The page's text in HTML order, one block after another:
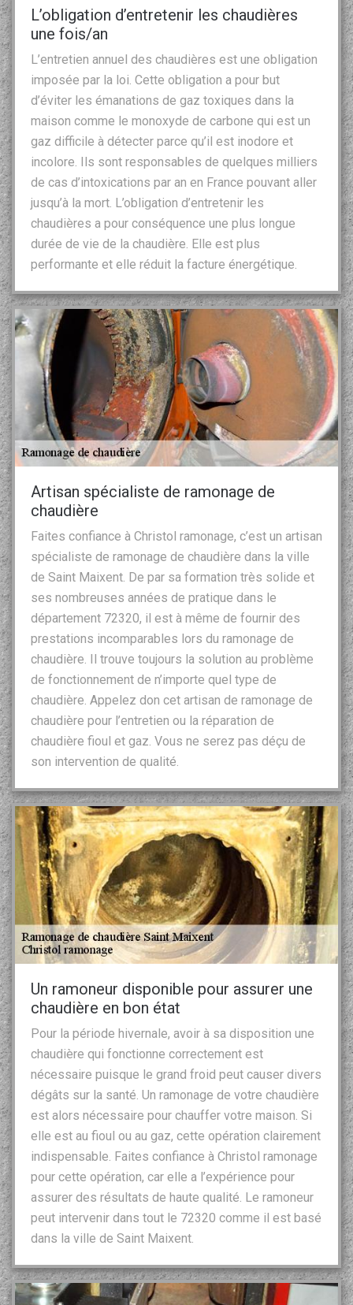
L’obligation d’entretenir les chaudières
une fois/an
L’entretien annuel des chaudières est une obligation
imposée par la loi. Cette obligation a pour but
d’éviter les émanations de gaz toxiques dans la
maison comme le monoxyde de carbone qui est un
gaz difficile à détecter parce qu’il est inodore et
incolore. Ils sont responsables de quelques milliers
de cas d’intoxications par an en France pouvant aller
jusqu’à la mort. L’obligation d’entretenir les
chaudières a pour conséquence une plus longue
durée de vie de la chaudière. Elle est plus
performante et elle réduit la facture énergétique.
Artisan spécialiste de ramonage de
chaudière
Faites confiance à Christol ramonage, c’est un artisan
spécialiste de ramonage de chaudière dans la ville
de Saint Maixent. De par sa formation très solide et
ses nombreuses années de pratique dans le
département 72320, il est à même de fournir des
prestations incomparables lors du ramonage de
chaudière. Il trouve toujours la solution au problème
de fonctionnement de n’importe quel type de
chaudière. Appelez don cet artisan de ramonage de
chaudière pour l’entretien ou la réparation de
chaudière fioul et gaz. Vous ne serez pas déçu de
son intervention de qualité.
Un ramoneur disponible pour assurer une
chaudière en bon état
Pour la période hivernale, avoir à sa disposition une
chaudière qui fonctionne correctement est
nécessaire puisque le grand froid peut causer divers
dégâts sur la santé. Un ramonage de votre chaudière
est alors nécessaire pour chauffer votre maison. Si
elle est au fioul ou au gaz, cette opération clairement
indispensable. Faites confiance à Christol ramonage
pour cette opération, car elle a l’expérience pour
assurer des résultats de haute qualité. Le ramoneur
peut intervenir dans tout le 72320 comme il est basé
dans la ville de Saint Maixent.